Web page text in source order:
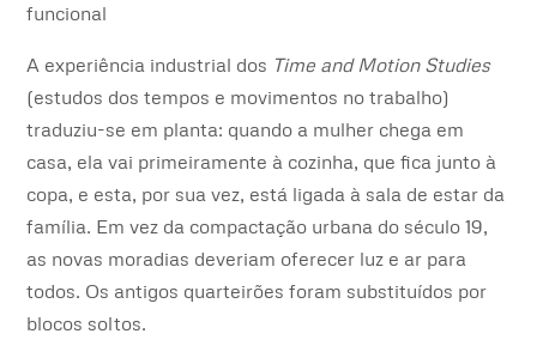
funcional
A experiência industrial dos Time and Motion Studies
(estudos dos tempos e movimentos no trabalho)
traduziu-se em planta: quando a mulher chega em
casa, ela vai primeiramente à cozinha, que fica junto à
copa, e esta, por sua vez, está ligada à sala de estar da
família. Em vez da compactação urbana do século 19,
as novas moradias deveriam oferecer luz e ar para
todos. Os antigos quarteirões foram substituídos por
blocos soltos.